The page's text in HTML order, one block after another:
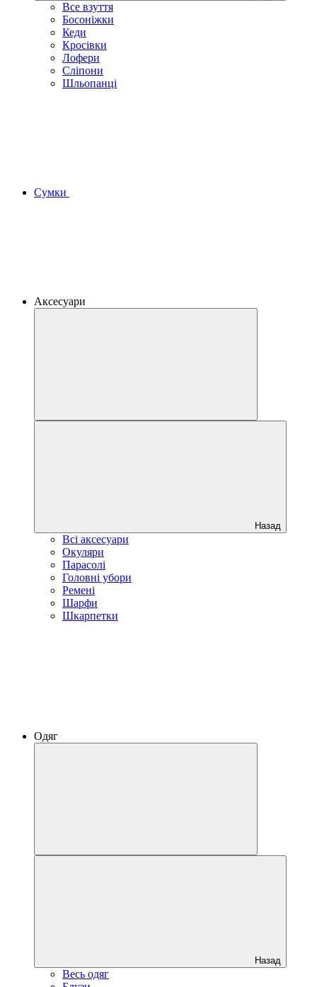
Все взуття
Босоніжки
Кеди
Кросівки
Лофери
Сліпони
Шльопанці
Сумки
Аксесуари
Назад
Всі аксесуари
Окуляри
Парасолі
Головні убори
Ремені
Шарфи
Шкарпетки
Одяг
Назад
Весь одяг